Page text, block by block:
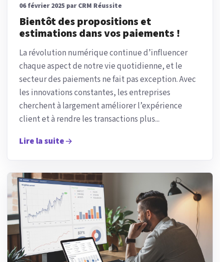
06 février 2025 par CRM Réussite
Bientôt des propositions et
estimations dans vos paiements !
La révolution numérique continue d’influencer
chaque aspect de notre vie quotidienne, et le
secteur des paiements ne fait pas exception. Avec
les innovations constantes, les entreprises
cherchent à largement améliorer l’expérience
client et à rendre les transactions plus...
Lire la suite